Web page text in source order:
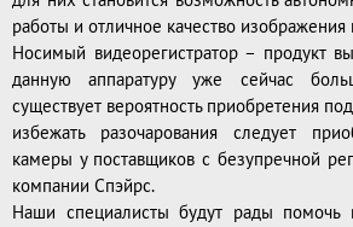
работы и отличное качество изображения
Носимый видеорегистратор – продукт
данную аппаратуру уже сейчас
существует вероятность приобретения
избежать разочарования следует
камеры у поставщиков с безупречной
компании Спэйрс.
Наши специалисты будут рады помочь